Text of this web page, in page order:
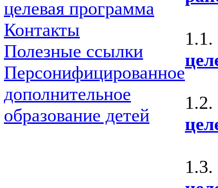
целевая программа
Контакты
Полезные ссылки
Персонифицированное
дополнительное
образование детей
1.1.
1.2.
1.3.